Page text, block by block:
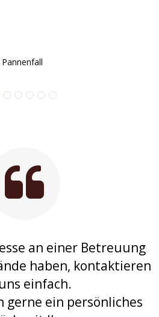
an einer Betreuung
haben, kontaktieren
einfach.
gerne ein persönliches